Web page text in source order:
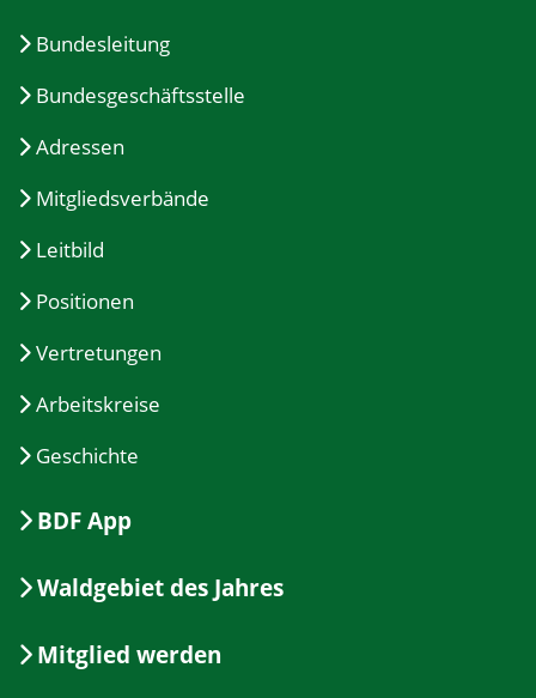
Bundesleitung
Bundesgeschäftsstelle
Adressen
Mitgliedsverbände
Leitbild
Positionen
Vertretungen
Arbeitskreise
Geschichte
BDF App
Waldgebiet des Jahres
Mitglied werden